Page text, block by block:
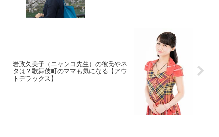
岩政久美子（ニャンコ先生）の彼氏やネ
タは？歌舞伎町のママも気になる【アウ
トデラックス】